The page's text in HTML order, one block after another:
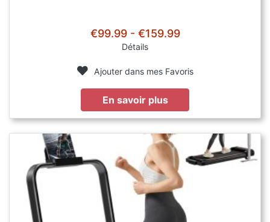
€99.99 - €159.99
Détails
Ajouter dans mes Favoris
En savoir plus